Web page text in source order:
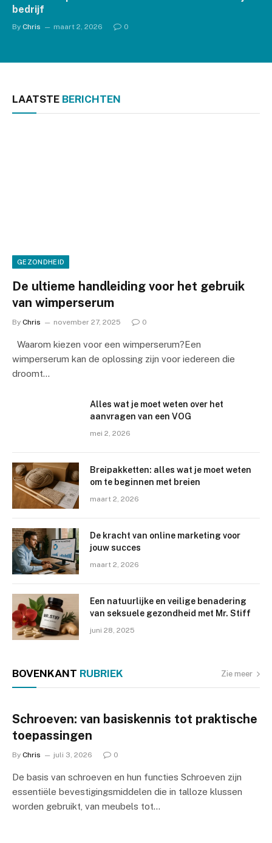
bedrijf
By Chris maart 2, 2026 0
LAATSTE BERICHTEN
GEZONDHEID
De ultieme handleiding voor het gebruik
van wimperserum
By Chris november 27, 2025 0
Waarom kiezen voor een wimperserum?Een
wimperserum kan de oplossing zijn voor iedereen die
droomt…
Alles wat je moet weten over het
aanvragen van een VOG
mei 2, 2026
Breipakketten: alles wat je moet weten
om te beginnen met breien
maart 2, 2026
De kracht van online marketing voor
jouw succes
maart 2, 2026
Een natuurlijke en veilige benadering
van seksuele gezondheid met Mr. Stiff
juni 28, 2025
BOVENKANT RUBRIEK Zie meer
Schroeven: van basiskennis tot praktische
toepassingen
By Chris juli 3, 2026 0
De basis van schroeven en hun functies Schroeven zijn
essentiële bevestigingsmiddelen die in talloze klussen
worden gebruikt, van meubels tot…